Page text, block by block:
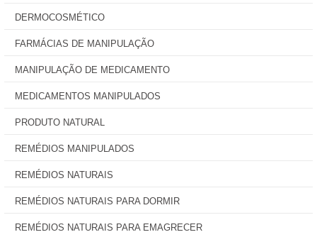
DERMOCOSMÉTICO
FARMÁCIAS DE MANIPULAÇÃO
MANIPULAÇÃO DE MEDICAMENTO
MEDICAMENTOS MANIPULADOS
PRODUTO NATURAL
REMÉDIOS MANIPULADOS
REMÉDIOS NATURAIS
REMÉDIOS NATURAIS PARA DORMIR
REMÉDIOS NATURAIS PARA EMAGRECER